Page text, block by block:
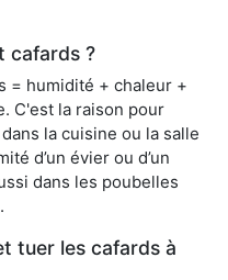
cafards ?
= humidité + chaleur +
C'est la raison pour
la cuisine ou la salle
d’un évier ou d’un
dans les poubelles
tuer les cafards à